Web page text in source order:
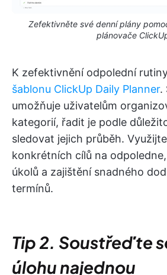
Zefektivněte své denní plány
plánovače
K zefektivnění odpolední
šablonu ClickUp Daily Planner.
umožňuje uživatelům
kategorií, řadit je podle
sledovat jejich průběh.
konkrétních cílů na
úkolů a zajištění snadného
termínů.
Tip 2. Soustřeďte
úlohu najednou